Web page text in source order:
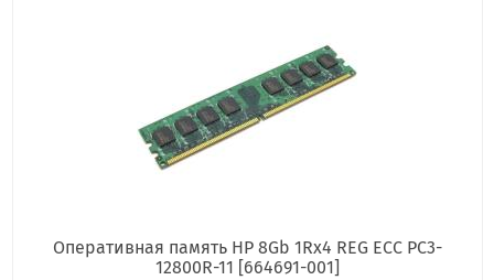
Оперативная память HP 8Gb 1Rx4 REG ECC PC3-
12800R-11 [664691-001]